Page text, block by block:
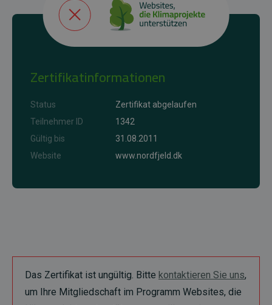
Zertifikatinformationen
Status
Zertifikat abgelaufen
Teilnehmer ID
1342
Gültig bis
31.08.2011
Website
www.nordfjeld.dk
Das Zertifikat ist ungültig. Bitte kontaktieren Sie uns,
um Ihre Mitgliedschaft im Programm Websites, die